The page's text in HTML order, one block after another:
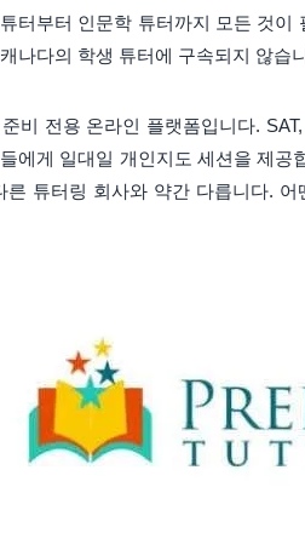
터부터 인문학 튜터까지 모든 것
나다의 학생 튜터에 구속되지 않습
비 전용 온라인 플랫폼입니다.
에게 일대일 개인지도 세션을 제
른 튜터링 회사와 약간 다릅니다.